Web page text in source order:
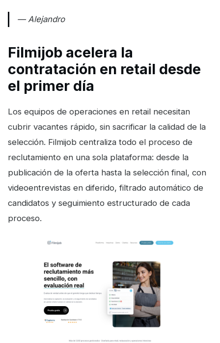
— Alejandro
Filmijob acelera la
contratación en retail desde
el primer día
Los equipos de operaciones en retail necesitan
cubrir vacantes rápido, sin sacrificar la calidad de la
selección. Filmijob centraliza todo el proceso de
reclutamiento en una sola plataforma: desde la
publicación de la oferta hasta la selección final, con
videoentrevistas en diferido, filtrado automático de
candidatos y seguimiento estructurado de cada
proceso.